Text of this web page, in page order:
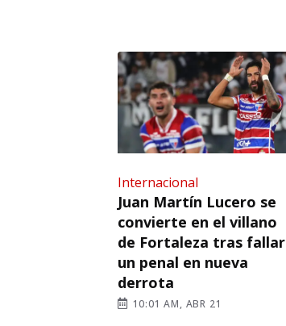
Internacional
Juan Martín Lucero se
convierte en el villano
de Fortaleza tras fallar
un penal en nueva
derrota
10:01 AM, ABR 21